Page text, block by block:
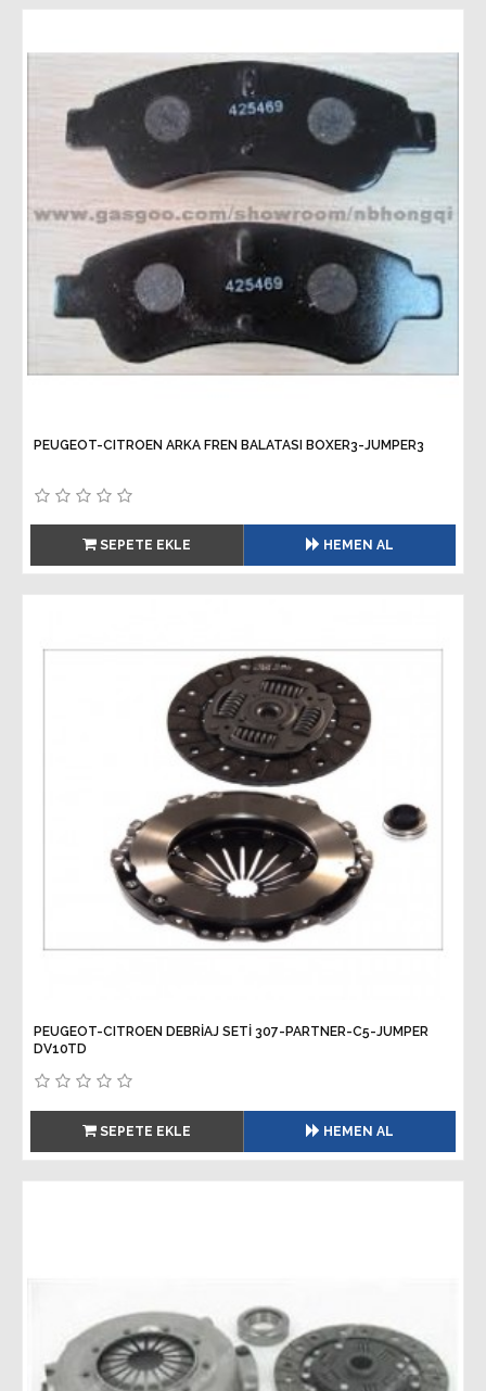
PEUGEOT-CITROEN ARKA FREN BALATASI BOXER3-JUMPER3
SEPETE EKLE HEMEN AL
PEUGEOT-CITROEN DEBRİAJ SETİ 307-PARTNER-C5-JUMPER
DV10TD
SEPETE EKLE HEMEN AL